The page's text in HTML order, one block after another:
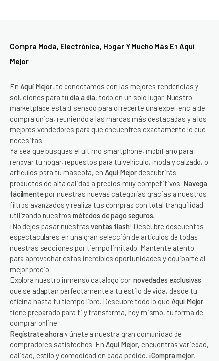
Compra Moda, Electrónica, Hogar Y Mucho Más En Aquí
Mejor
En Aquí Mejor, te conectamos con las mejores tendencias y
soluciones para tu día a día, todo en un solo lugar. Nuestro
marketplace está diseñado para ofrecerte una experiencia de
compra única, reuniendo a las marcas más destacadas y a los
mejores vendedores para que encuentres exactamente lo que
necesitas.
Ya sea que busques el último smartphone, mobiliario para
renovar tu hogar, repuestos para tu vehículo, moda y calzado, o
artículos para tu mascota, en Aquí Mejor descubrirás
productos de alta calidad a precios muy competitivos. Navega
fácilmente por nuestras nuevas categorías gracias a nuestros
filtros avanzados y realiza tus compras con total tranquilidad
utilizando nuestros métodos de pago seguros.
¡No dejes pasar nuestras ventas flash! Descubre descuentos
espectaculares en una gran selección de artículos de todas
nuestras secciones por tiempo limitado. Mantente atento
para aprovechar estas increíbles oportunidades y equiparte al
mejor precio.
Explora nuestro inmenso catálogo con novedades exclusivas
que se adaptan perfectamente a tu estilo de vida, desde tu
oficina hasta tu tiempo libre. Descubre todo lo que Aquí Mejor
tiene preparado para ti y transforma, hoy mismo, tu forma de
comprar online.
Regístrate ahora y únete a nuestra gran comunidad de
compradores satisfechos. En Aquí Mejor, encuentras variedad,
calidad, estilo y comodidad en cada pedido. ¡Compra mejor,